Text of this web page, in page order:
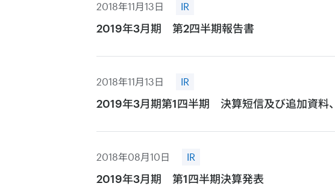
2018年11月13日 IR
2019年3月期 第2四半期報告書
2018年11月13日 IR
2019年3月期第1四半期 決算短信及び追加資料
2018年08月10日 IR
2019年3月期 第1四半期決算発表